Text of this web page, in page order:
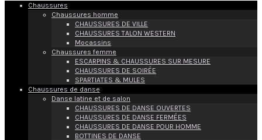
Chaussures
Chaussures homme
CHAUSSURES DE VILLE
CHAUSSURES TALON WESTERN
Mocassins
Chaussures femme
ESCARPINS & CHAUSSURES SUR MESURE
CHAUSSURES DE SOIRÉE
SPARTIATES & MULES
Chaussures de danse
Danse latine et de salon
CHAUSSURES DE DANSE OUVERTES
CHAUSSURES DE DANSE FERMÉES
CHAUSSURES DE DANSE POUR HOMME
BOTTINES DE DANSE